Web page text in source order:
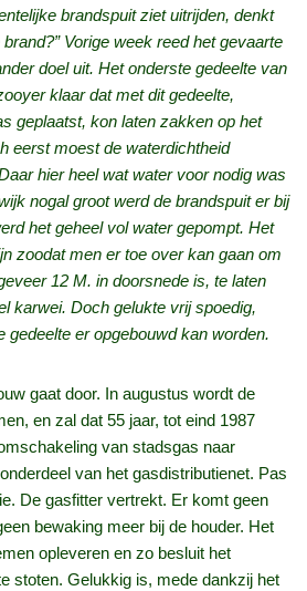
brandspuit ziet uitrijden, denkt
Vorige week reed het gevaarte
doel uit. Het onderste gedeelte van
klaar dat met dit gedeelte,
geplaatst, kon laten zakken op het
eerst moest de waterdichtheid
hier heel wat water voor nodig was
nogal groot werd de brandspuit er bij
het geheel vol water gepompt. Het
zoodat men er toe over kan gaan om
12 M. in doorsnede is, te laten
karwei. Doch gelukte vrij spoedig,
gedeelte er opgebouwd kan worden.
gaat door. In augustus wordt de
en zal dat 55 jaar, tot eind 1987
van stadsgas naar
van het gasdistributienet. Pas
De gasfitter vertrekt. Er komt geen
bewaking meer bij de houder. Het
opleveren en zo besluit het
stoten. Gelukkig is, mede dankzij het